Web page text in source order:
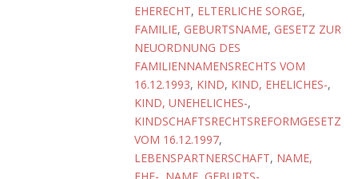
EHERECHT, ELTERLICHE SORGE,
FAMILIE, GEBURTSNAME, GESETZ ZUR
NEUORDNUNG DES
FAMILIENNAMENSRECHTS VOM
16.12.1993, KIND, KIND, EHELICHES-,
KIND, UNEHELICHES-,
KINDSCHAFTSRECHTSREFORMGESETZ
VOM 16.12.1997,
LEBENSPARTNERSCHAFT, NAME,